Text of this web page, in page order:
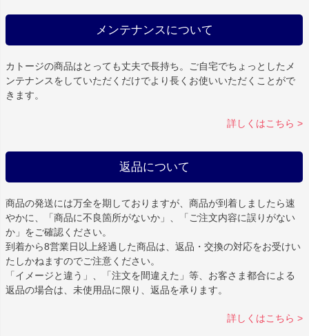
メンテナンスについて
カトージの商品はとっても丈夫で長持ち。ご自宅でちょっとしたメ
ンテナンスをしていただくだけでより長くお使いいただくことがで
きます。
詳しくはこちら >
返品について
商品の発送には万全を期しておりますが、商品が到着しましたら速
やかに、「商品に不良箇所がないか」、「ご注文内容に誤りがない
か」をご確認ください。
到着から8営業日以上経過した商品は、返品・交換の対応をお受けい
たしかねますのでご注意ください。
「イメージと違う」、「注文を間違えた」等、お客さま都合による
返品の場合は、未使用品に限り、返品を承ります。
詳しくはこちら >